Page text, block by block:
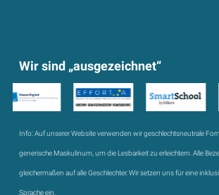
Wir sind „ausgezeichnet“
Info:Auf unserer Website verwenden wir geschlechtsneutrale
generische Maskulinum, um die Lesbarkeit zu erleichtern. Alle
gleichermaßen auf alle Geschlechter. Wir setzen uns für eine
Sprache ein.